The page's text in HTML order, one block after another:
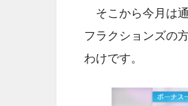
そこから今月は
フラクションズの
わけです。